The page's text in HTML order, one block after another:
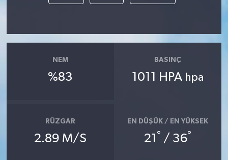
NEM
%83
BASINÇ
1011 HPA hpa
RÜZGAR
2.89 M/S
EN DÜŞÜK / EN YÜKSEK
21 ° / 36°